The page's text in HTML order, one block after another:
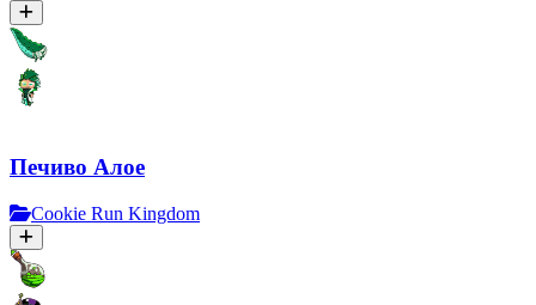
Печиво Алое
Cookie Run Kingdom